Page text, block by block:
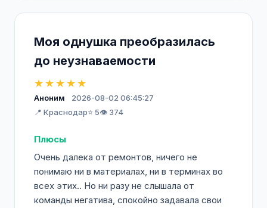
Моя однушка преобразилась
до неузнаваемости
★★★★★
Аноним
2026-08-02 06:45:27
📍 Краснодар⭐ 5👁️ 374
Плюсы
Очень далека от ремонтов, ничего не
понимаю ни в материалах, ни в терминах во
всех этих.. Но ни разу не слышала от
команды негатива, спокойно задавала свои